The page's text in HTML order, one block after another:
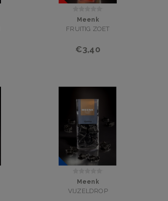
Meenk
FRUITIG ZOET
€3,40
Meenk
VIJZELDROP